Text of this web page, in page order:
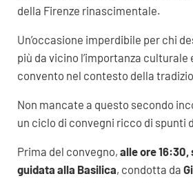
della Firenze rinascimentale.
Un’occasione imperdibile per chi
più da vicino l’importanza culturale
convento nel contesto della
Non mancate a questo secondo
un ciclo di convegni ricco di spunti
Prima del convegno, alle ore
guidata alla Basilica, condotta da